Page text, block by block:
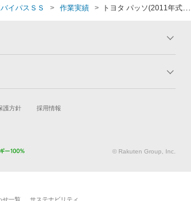
イパスＳＳ
作業実績
トヨタ パッソ(2011年式、
キャンペーン一覧
新車購入
護方針 採用情報
© Rakuten Group, Inc.